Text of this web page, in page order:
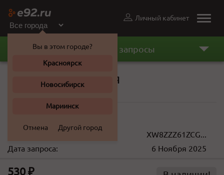
Toggle
Личный кабинет
Вы в этом городе?
Красноярск
Новосибирск
Мариинск
Отмена Другой город
Последние запросы
Мотор омывателя
Volkswagen Polo 2012 г.
XW8ZZZ61ZCG...
Дата запроса:
6 Ноября 2025
530 ₽